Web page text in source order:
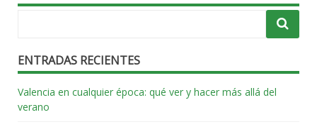
ENTRADAS RECIENTES
Valencia en cualquier época: qué ver y hacer más allá del
verano